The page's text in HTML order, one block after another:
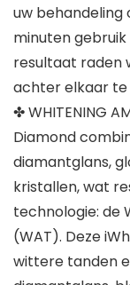
uw behandeling
minuten
resultaat raden
achter elkaar te
✤ WHITENING
Diamond
diamantglans,
kristallen, wat
technologie: de
(WAT). Deze
wittere tanden